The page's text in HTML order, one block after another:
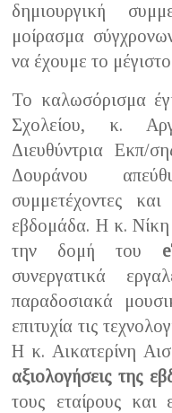
δημιουργική
μοίρασμα
να έχουμε το
Το καλωσόρισμα
Σχολείου, κ.
Διευθύντρια Εκπ/
Δουράνου
συμμετέχοντες
εβδομάδα. Η κ. Νίκη
την δομή του
συνεργατικά
παραδοσιακά
επιτυχία τις
Η κ. Αικατερίνη
αξιολογήσεις της
τους εταίρους και